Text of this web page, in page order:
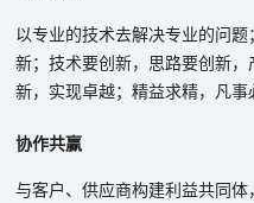
以专业的技术去解决专业的问
新；技术要创新，思路要创新
新，实现卓越；精益求精，凡事
协作共赢
与客户、供应商构建利益共同